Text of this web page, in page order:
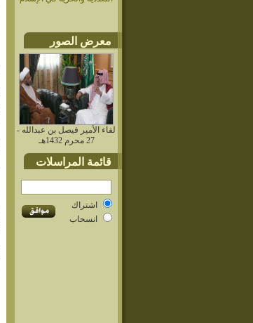
معرض الصور
لقاء الأمير فيصل بن عبدالله -
27 محرم 1432هـ
قائمة المراسلات
اشتراك
انسحاب